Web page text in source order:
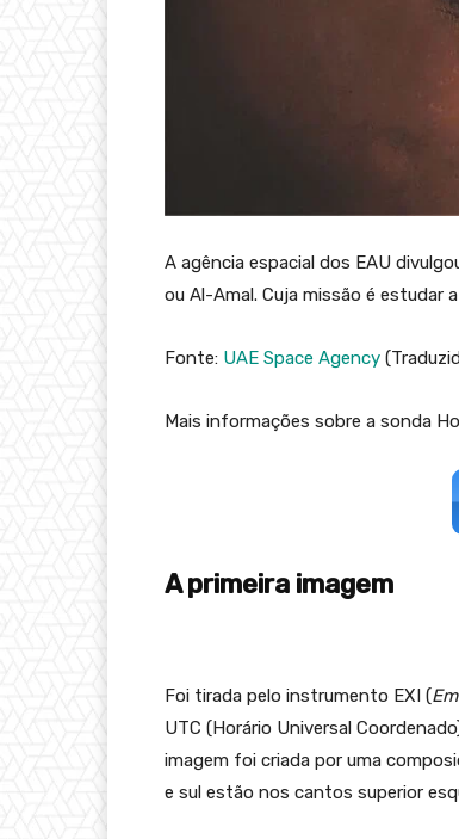
A agência espacial dos EAU
ou Al-Amal. Cuja missão é estudar
Fonte: UAE Space Agency
Mais informações sobre a sonda
A primeira imagem
Foi tirada pelo instrumento EXI (
UTC (Horário Universal
imagem foi criada por uma
e sul estão nos cantos superior